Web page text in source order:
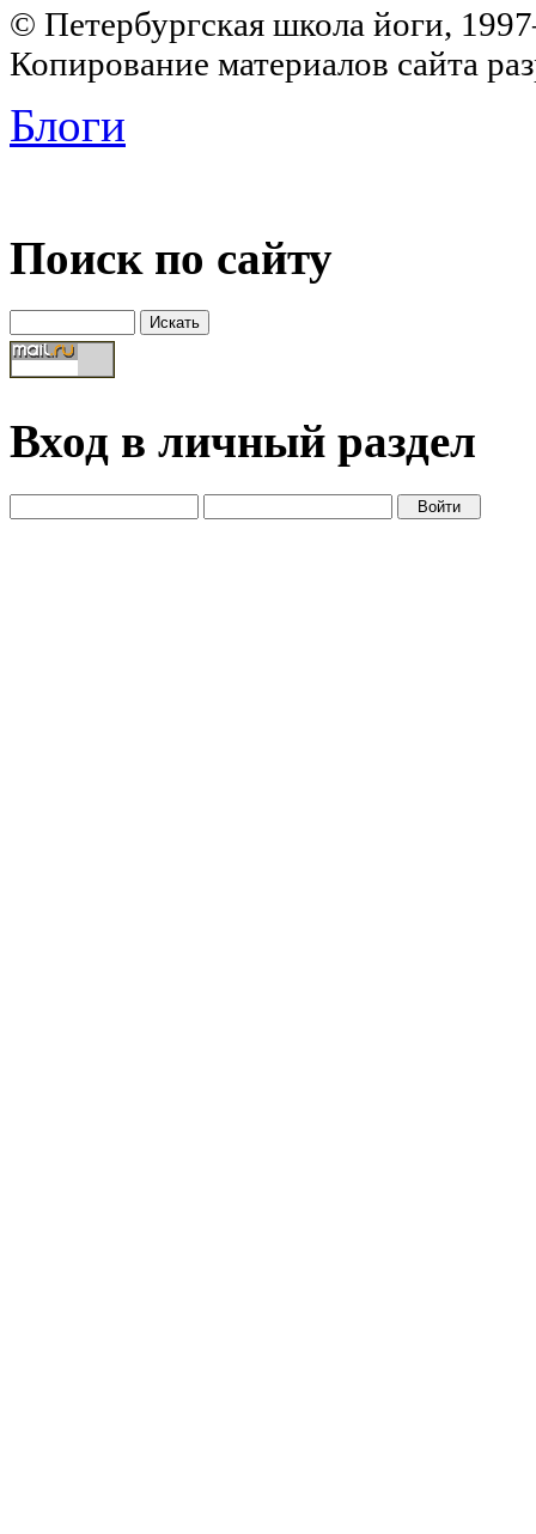
© Петербургская школа йоги,
Копирование материалов сайта
Блоги
Поиск по сайту
Вход в личный раздел